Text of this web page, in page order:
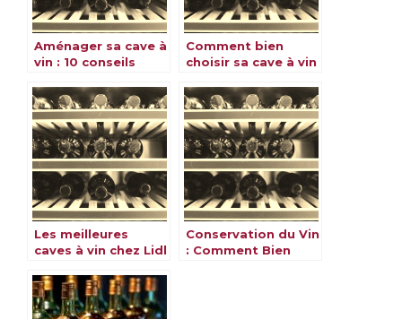
Aménager sa cave à
vin : 10 conseils
Comment bien
choisir sa cave à vin
bouteilles
Les meilleures
caves à vin chez Lidl
Conservation du Vin
: Comment Bien